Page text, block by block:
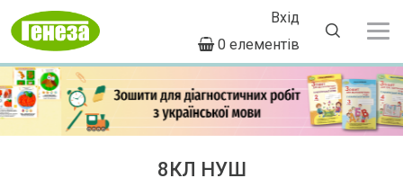
Перейти
до
основного
User
account
menu
Вхід
0 елементів
8КЛ НУШ